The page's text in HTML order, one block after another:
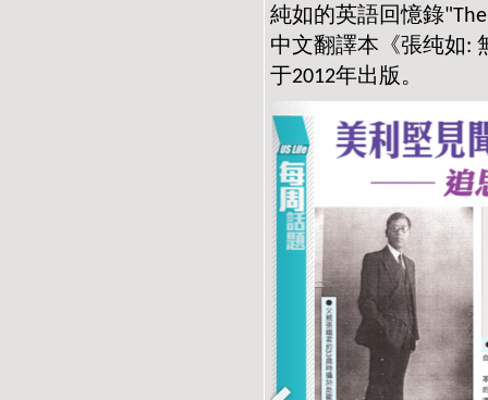
純如的英語回憶錄
中文翻譯本《張纯如:
于2012年出版。